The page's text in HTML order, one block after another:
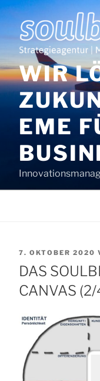
Zum
Inhalt
springen
WIR
EME
VERÖFFENTLICHT
AM
7. OKTOBER 2020
DAS
CANVAS (2/